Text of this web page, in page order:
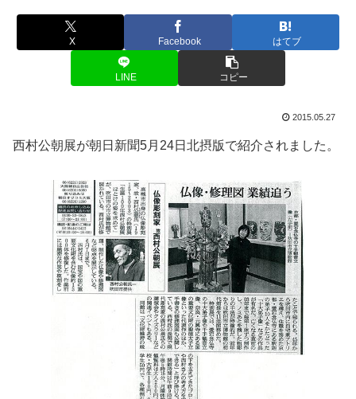
X Facebook はてブ
LINE コピー
2015.05.27
西村公朝展が朝日新聞5月24日北摂版で紹介されました。